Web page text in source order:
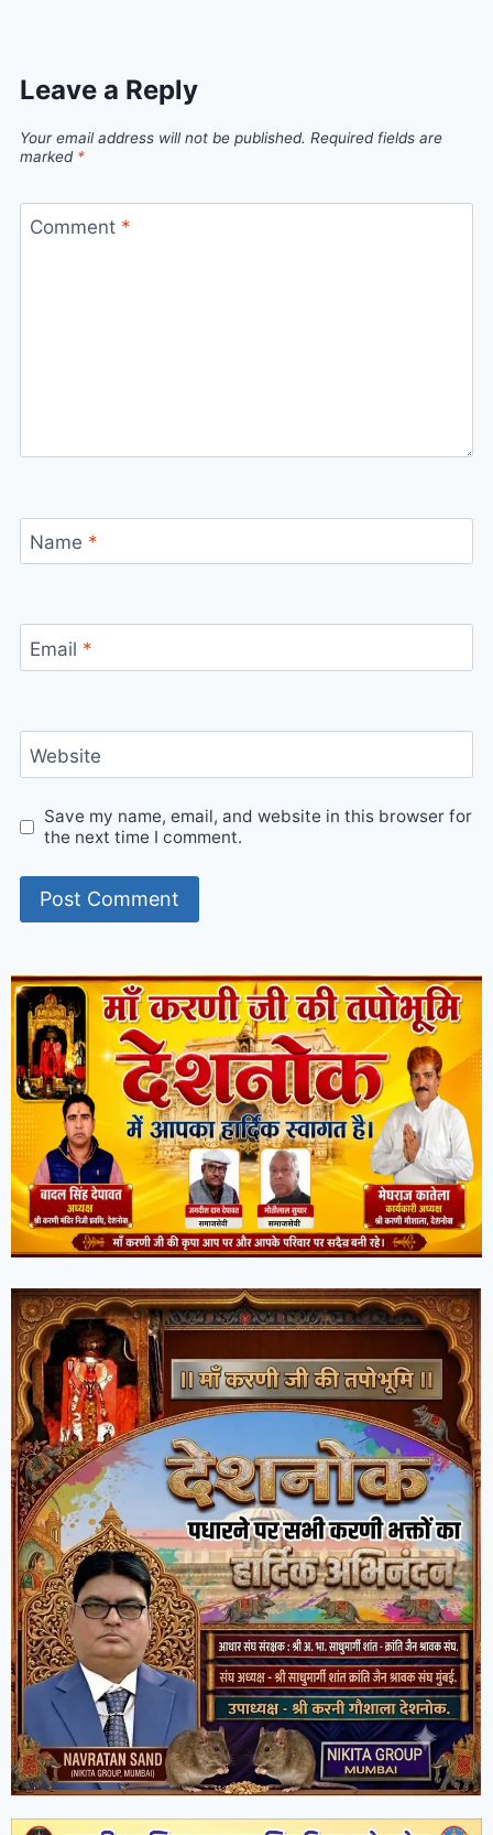
Leave a Reply
Your email address will not be published. Required fields are
marked *
Comment *
Name *
Email *
Website
Save my name, email, and website in this browser for
the next time I comment.